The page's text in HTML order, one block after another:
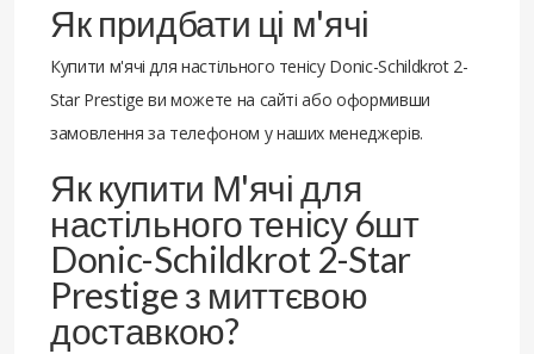
Як придбати ці м'ячі
Купити м'ячі для настільного тенісу Donic-Schildkrot 2-
Star Prestige ви можете на сайті або оформивши
замовлення за телефоном у наших менеджерів.
Як купити М'ячі для
настільного тенісу 6шт
Donic-Schildkrot 2-Star
Prestige з миттєвою
доставкою?